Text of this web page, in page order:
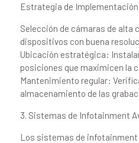
Estrategia de
Selección de cámaras de alta
dispositivos con buena
Ubicación estratégica:
posiciones que maximicen la
Mantenimiento regular:
almacenamiento de las
3. Sistemas de Infotainment
Los sistemas de